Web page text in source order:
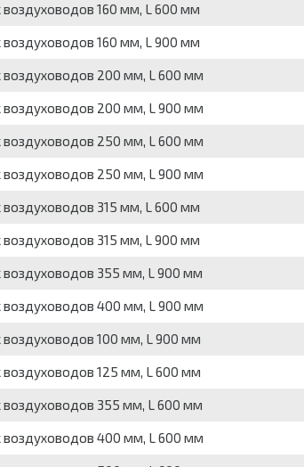
160 мм, L 600 мм
160 мм, L 900 мм
воздуховодов 200 мм, L 600 мм
воздуховодов 200 мм, L 900 мм
воздуховодов 250 мм, L 600 мм
воздуховодов 250 мм, L 900 мм
315 мм, L 600 мм
315 мм, L 900 мм
355 мм, L 900 мм
воздуховодов 400 мм, L 900 мм
100 мм, L 900 мм
125 мм, L 600 мм
355 мм, L 600 мм
воздуховодов 400 мм, L 600 мм